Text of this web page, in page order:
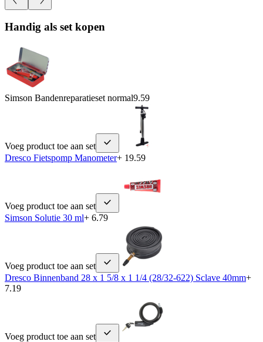
Handig als set kopen
Simson Bandenreparatieset normal9.59
Voeg product toe aan set
Dresco Fietspomp Manometer+ 19.59
Voeg product toe aan set
Simson Solutie 30 ml+ 6.79
Voeg product toe aan set
Dresco Binnenband 28 x 1 5/8 x 1 1/4 (28/32-622) Sclave 40mm+
7.19
Voeg product toe aan set